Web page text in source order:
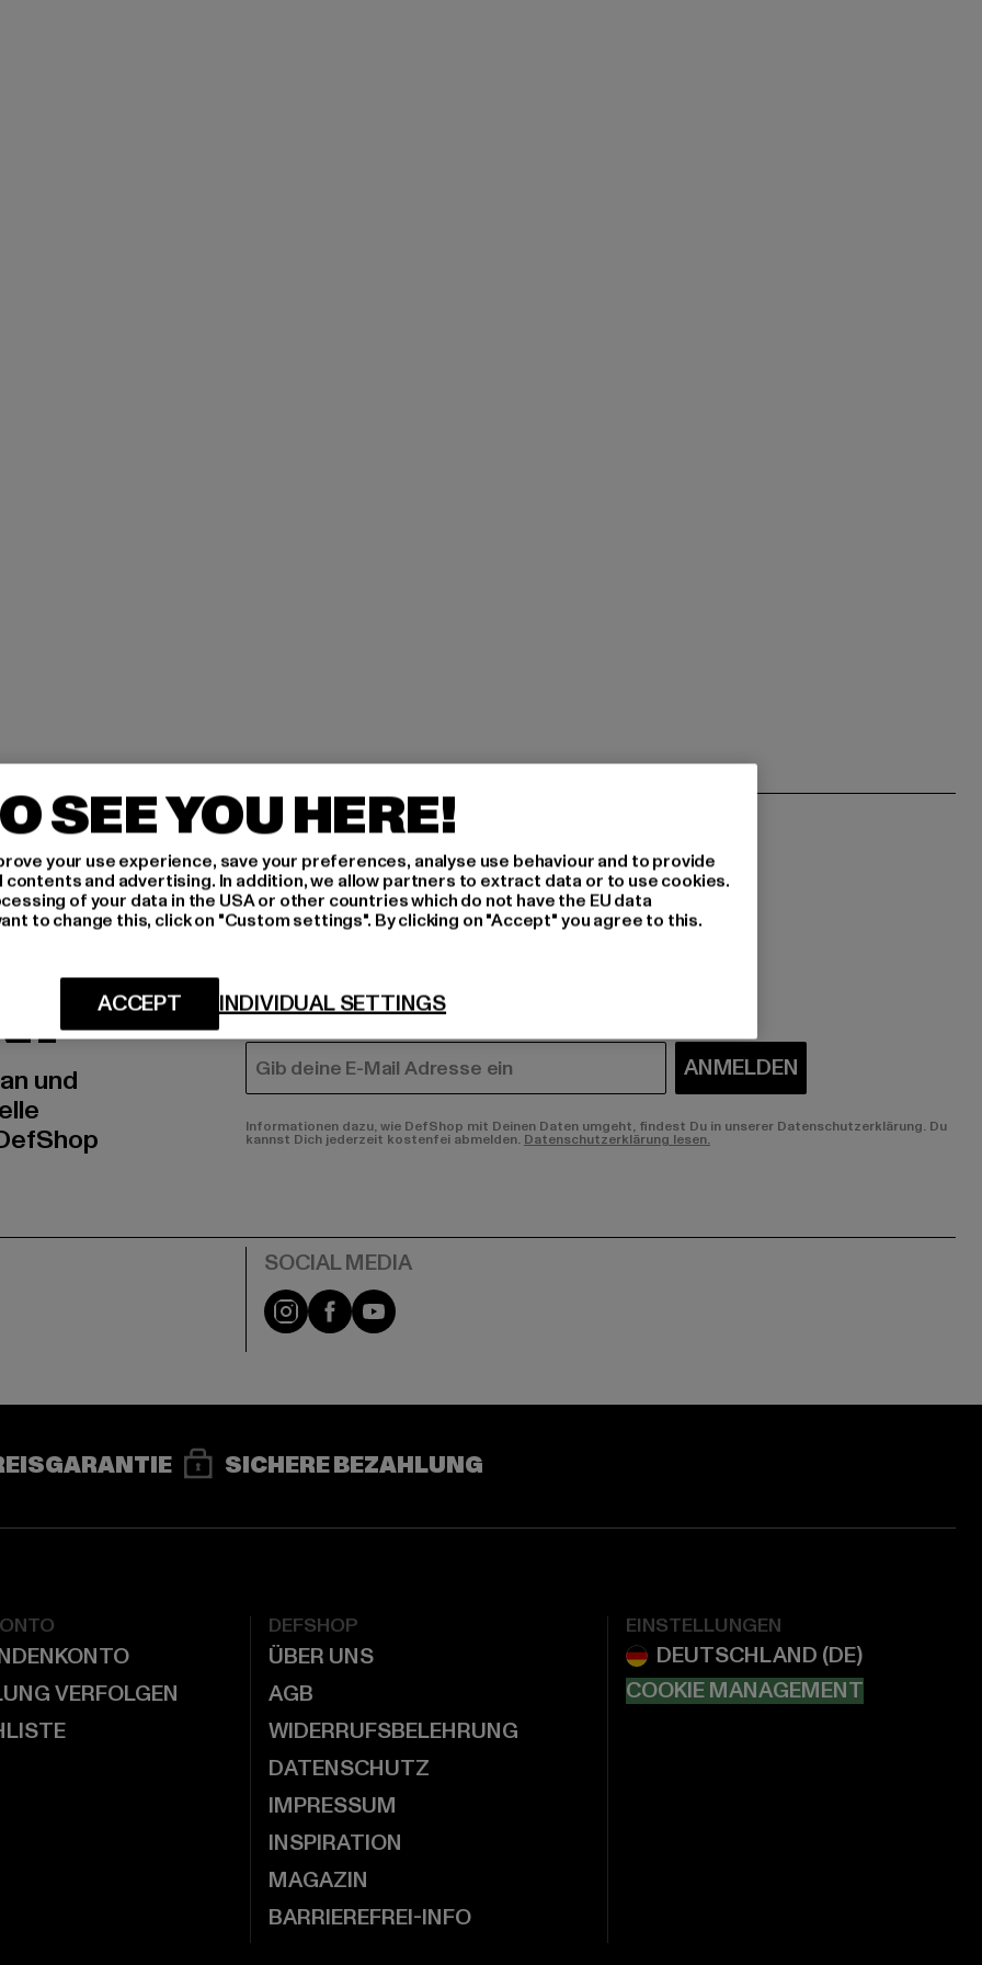
AN,
und
MÄNNER
FRAUEN
E-MAIL ANMELDEN
Informationen dazu, wie DefShop mit Deinen Daten umgeht, findest Du in unserer Datenschutzerklärung. Du
kannst Dich jederzeit kostenfei abmelden. Datenschutzerklärung lesen.
Instagram
FacebookYouTube
SICHERE BEZAHLUNG
VERFOLGEN
DEFSHOP
ÜBER UNS
AGB
WIDERRUFSBELEHRUNG
DATENSCHUTZ
IMPRESSUM
INSPIRATION
MAGAZIN
BARRIEREFREI-INFO
EINSTELLUNGEN
COOKIE MANAGEMENT
SEE YOU HERE!
your use experience, save your preferences, analyse use behaviour and to provide
and advertising. In addition, we allow partners to extract data or to use cookies.
of your data in the USA or other countries which do not have the EU data
to change this, click on "Custom settings". By clicking on "Accept" you agree to this.
INDIVIDUAL SETTINGS
ACCEPT